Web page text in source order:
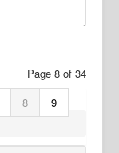
Page 8 of 34
8
9